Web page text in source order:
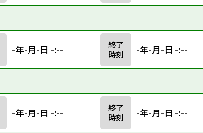
-年-月-日 -:--
終了
時刻
-年-月-日 -:--
-年-月-日 -:--
終了
時刻
-年-月-日 -:--